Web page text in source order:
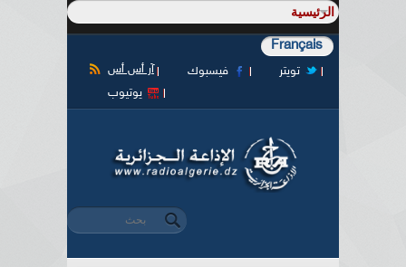
Français
آر أس أس فيسبوك
تويتر
يوتيوب
استمارة البحث
‏بحث ‏